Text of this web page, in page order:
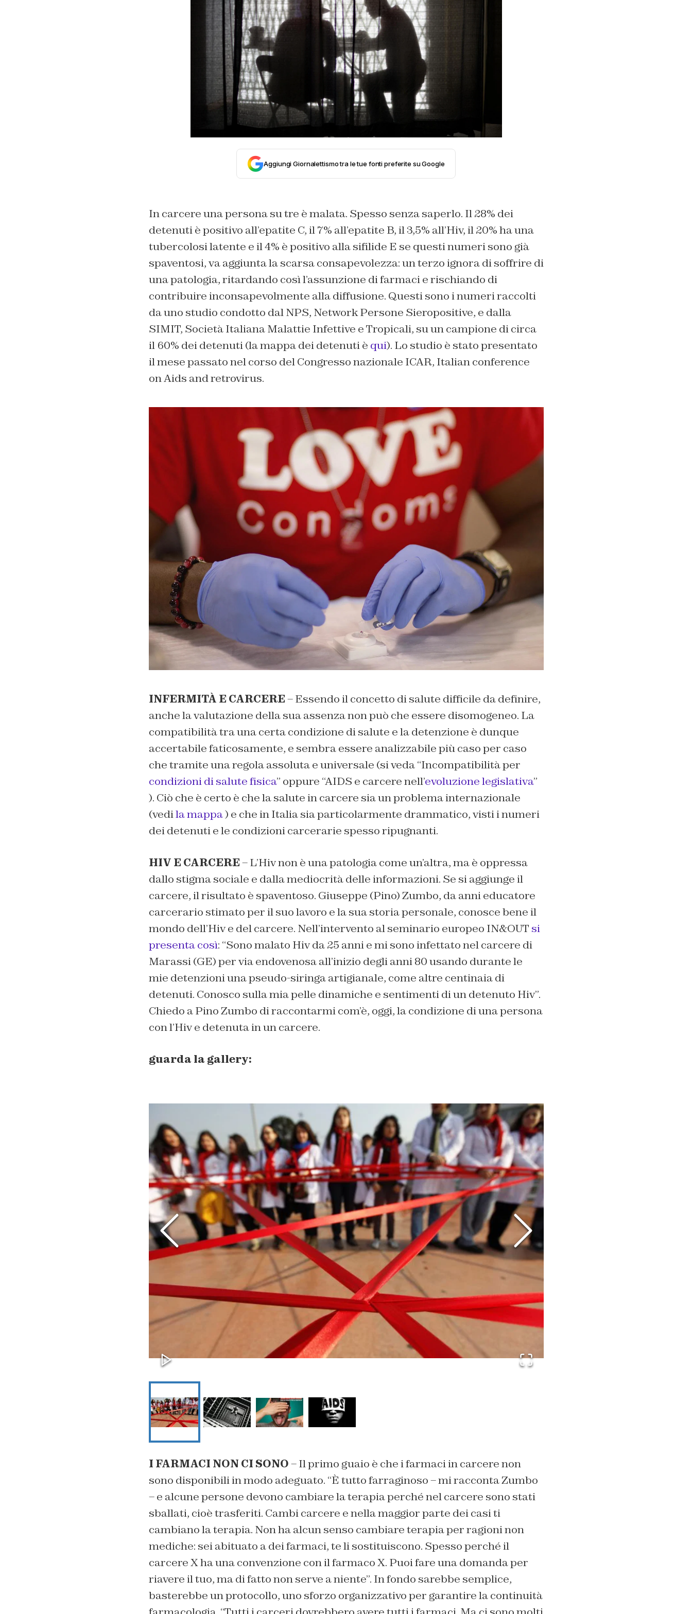
Aggiungi Giornalettismo tra le tue fonti preferite su Google
In carcere una persona su tre è malata. Spesso senza saperlo. Il 28% dei
detenuti è positivo all’epatite C, il 7% all’epatite B, il 3,5% all’Hiv, il 20% ha una
tubercolosi latente e il 4% è positivo alla sifilide E se questi numeri sono già
spaventosi, va aggiunta la scarsa consapevolezza: un terzo ignora di soffrire di
una patologia, ritardando così l’assunzione di farmaci e rischiando di
contribuire inconsapevolmente alla diffusione. Questi sono i numeri raccolti
da uno studio condotto dal NPS, Network Persone Sieropositive, e dalla
SIMIT, Società Italiana Malattie Infettive e Tropicali, su un campione di circa
il 60% dei detenuti (la mappa dei detenuti è qui). Lo studio è stato presentato
il mese passato nel corso del Congresso nazionale ICAR, Italian conference
on Aids and retrovirus.
INFERMITÀ E CARCERE– Essendo il concetto di salute difficile da definire,
anche la valutazione della sua assenza non può che essere disomogeneo. La
compatibilità tra una certa condizione di salute e la detenzione è dunque
accertabile faticosamente, e sembra essere analizzabile più caso per caso
che tramite una regola assoluta e universale (si veda “Incompatibilità per
condizioni di salute fisica” oppure “AIDS e carcere nell’evoluzione legislativa”
). Ciò che è certo è che la salute in carcere sia un problema internazionale
(vedila mappa) e che in Italia sia particolarmente drammatico, visti i numeri
dei detenuti e le condizioni carcerarie spesso ripugnanti.
HIV E CARCERE– L’Hiv non è una patologia come un’altra, ma è oppressa
dallo stigma sociale e dalla mediocrità delle informazioni. Se si aggiunge il
carcere, il risultato è spaventoso. Giuseppe (Pino) Zumbo, da anni educatore
carcerario stimato per il suo lavoro e la sua storia personale, conosce bene il
mondo dell’Hiv e del carcere. Nell’intervento al seminario europeo IN&OUT si
presenta così: “Sono malato Hiv da 25 anni e mi sono infettato nel carcere di
Marassi (GE) per via endovenosa all’inizio degli anni 80 usando durante le
mie detenzioni una pseudo-siringa artigianale, come altre centinaia di
detenuti. Conosco sulla mia pelle dinamiche e sentimenti di un detenuto Hiv”.
Chiedo a Pino Zumbo di raccontarmi com’è, oggi, la condizione di una persona
con l’Hiv e detenuta in un carcere.
guarda la gallery:
I FARMACI NON CI SONO– Il primo guaio è che i farmaci in carcere non
sono disponibili in modo adeguato. “È tutto farraginoso – mi racconta Zumbo
– e alcune persone devono cambiare la terapia perché nel carcere sono stati
sballati, cioè trasferiti. Cambi carcere e nella maggior parte dei casi ti
cambiano la terapia. Non ha alcun senso cambiare terapia per ragioni non
mediche: sei abituato a dei farmaci, te li sostituiscono. Spesso perché il
carcere X ha una convenzione con il farmaco X. Puoi fare una domanda per
riavere il tuo, ma di fatto non serve a niente”. In fondo sarebbe semplice,
basterebbe un protocollo, uno sforzo organizzativo per garantire la continuità